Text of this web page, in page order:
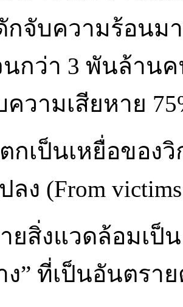
จับความร้อนม
กว่า 3 พันล้านค
ความเสียหาย
กเป็นเหยื่อของ
ง (From victims
ยสิ่งแวดล้อมเป็
ง” ที่เป็นอันตร